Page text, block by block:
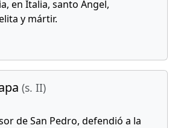
en Italia, santo Ángel,
y mártir.
(s. II)
de San Pedro, defendió a la